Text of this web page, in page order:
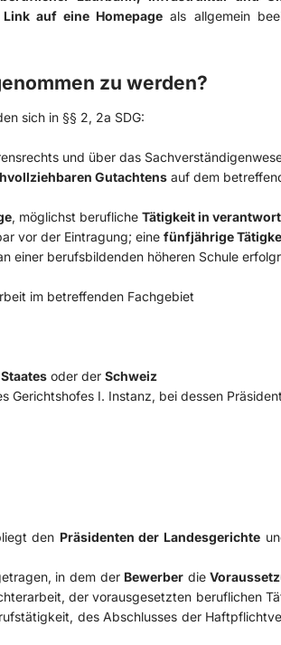
Link auf eine Homepage als allgemein
zu werden?
sich in §§ 2, 2a SDG:
und über das
Gutachtens auf dem
, möglichst berufliche Tätigkeit in
vor der Eintragung; eine fünfjährige
einer berufsbildenden höheren Schule
im betreffenden Fachgebiet
oder der Schweiz
Gerichtshofes I. Instanz, bei dessen
den Präsidenten der Landesgerichte
in dem der Bewerber die
der vorausgesetzten beruflichen
des Abschlusses der